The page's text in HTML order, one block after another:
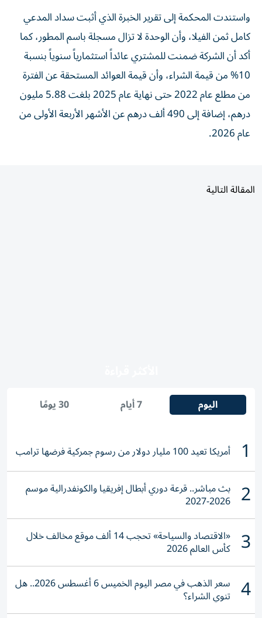
واستندت المحكمة إلى تقرير الخبرة الذي أثبت سداد المدعي
كامل ثمن الفيلا، وأن الوحدة لا تزال مسجلة باسم المطور، كما
أكد أن الشركة ضمنت للمشتري عائداً استثمارياً سنوياً بنسبة
10% من قيمة الشراء، وأن قيمة العوائد المستحقة عن الفترة
من مطلع عام 2022 حتى نهاية عام 2025 بلغت 5.88 مليون
درهم، إضافة إلى 490 ألف درهم عن الأشهر الأربعة الأولى من
عام 2026.
المقالة التالية
اليوم 7 أيام 30 يومًا
1 أمريكا تعيد 100 مليار دولار من رسوم جمركية فرضها ترامب
2 بث مباشر.. قرعة دوري أبطال إفريقيا والكونفدرالية موسم
2026-2027
3 «الاقتصاد والسياحة» تحجب 14 ألف موقع مخالف خلال
كأس العالم 2026
4 سعر الذهب في مصر اليوم الخميس 6 أغسطس 2026.. هل
تنوي الشراء؟